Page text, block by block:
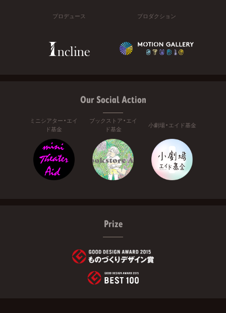
プロデュース プロダクション
Our Social Action
ミニシアター・エイ
ド基金
ブックストア・エイ
ド基金
小劇場・エイド基金
Prize